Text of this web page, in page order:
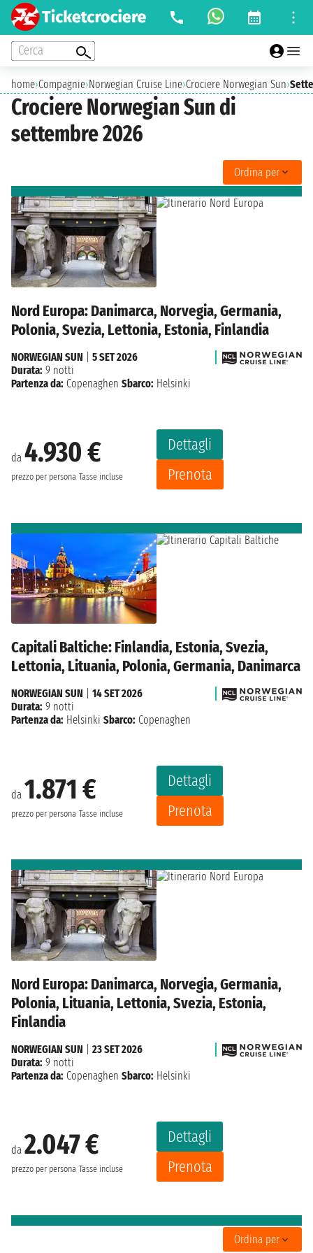
Cerca
home›Compagnie›Norwegian Cruise Line›Crociere Norwegian Sun›
Crociere Norwegian Sun di
settembre 2026
Ordina per
Nord Europa: Danimarca, Norvegia, Germania,
Polonia, Svezia, Lettonia, Estonia, Finlandia
da 4.930 €
prezzo per persona Tasse incluse
Dettagli
Prenota
NORWEGIAN SUN
5 SET 2026
Durata: 9 notti
Partenza da: Copenaghen Sbarco: Helsinki
Capitali Baltiche: Finlandia, Estonia, Svezia,
Lettonia, Lituania, Polonia, Germania, Danimarca
da 1.871 €
prezzo per persona Tasse incluse
Dettagli
Prenota
NORWEGIAN SUN
14 SET 2026
Durata: 9 notti
Partenza da: Helsinki Sbarco: Copenaghen
Nord Europa: Danimarca, Norvegia, Germania,
Polonia, Lituania, Lettonia, Svezia, Estonia,
Finlandia
da 2.047 €
prezzo per persona Tasse incluse
Dettagli
Prenota
NORWEGIAN SUN
23 SET 2026
Durata: 9 notti
Partenza da: Copenaghen Sbarco: Helsinki
Ordina per